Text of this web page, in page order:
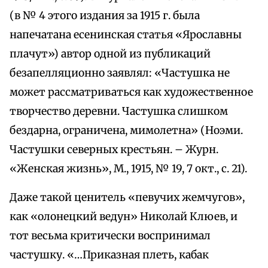
(в № 4 этого издания за 1915 г. была
напечатана есенинская статья «Ярославны
плачут») автор одной из публикаций
безапелляционно заявлял: «Частушка не
может рассматриваться как художественное
творчество деревни. Частушка слишком
бездарна, ограничена, мимолетна» (Ноэми.
Частушки северных крестьян. – Журн.
«Женская жизнь», М., 1915, № 19, 7 окт., с. 21).
Даже такой ценитель «певучих жемчугов»,
как «олонецкий ведун» Николай Клюев, и
тот весьма критически воспринимал
частушку. «…Приказная плеть, кабак